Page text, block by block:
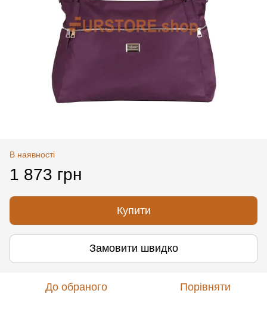
В наявності
1 873 грн
Купити
Замовити швидко
До обраного Порівняти